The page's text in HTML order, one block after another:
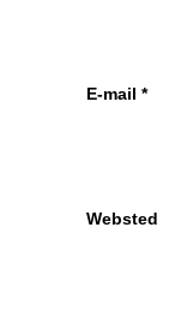
E-mail *
Websted